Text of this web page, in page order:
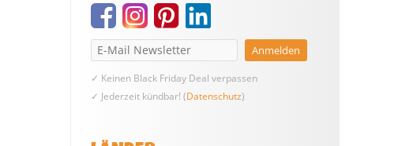
✓ Keinen Black Friday Deal verpassen
✓ Jederzeit kündbar! (Datenschutz)